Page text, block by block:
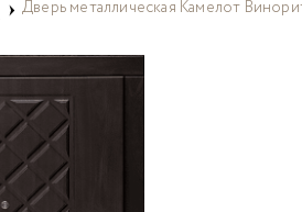
Дверь металлическая Камелот